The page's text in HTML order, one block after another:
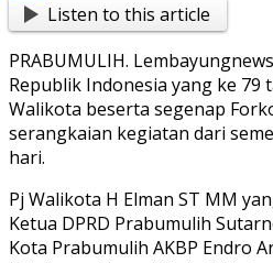
ShareListen to this article
PRABUMULIH.
Republik Indonesia yang ke 79
Walikota beserta segenap
serangkaian kegiatan dari
hari.
Pj Walikota H Elman ST MM
Ketua DPRD Prabumulih
Kota Prabumulih AKBP Endro